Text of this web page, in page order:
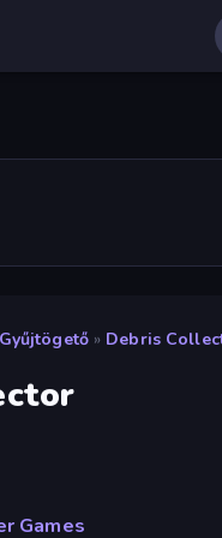
Gyűjtögető » Debris
Games